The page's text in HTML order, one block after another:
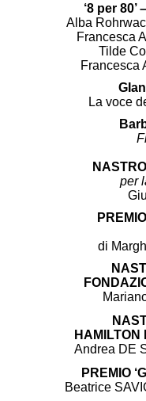
‘8 per
Alba
Francesca
Tilde
Francesca
La voce
per
di
Andrea DE
PREMIO
Beatrice